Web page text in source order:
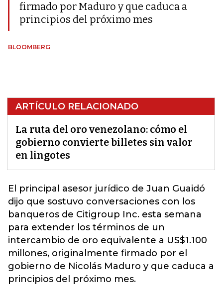
firmado por Maduro y que caduca a
principios del próximo mes
BLOOMBERG
ARTÍCULO RELACIONADO
La ruta del oro venezolano: cómo el
gobierno convierte billetes sin valor
en lingotes
El principal asesor jurídico de Juan Guaidó
dijo que sostuvo conversaciones con los
banqueros de Citigroup Inc. esta semana
para extender los términos de un
intercambio de oro equivalente a US$1.100
millones, originalmente firmado por el
gobierno de Nicolás Maduro y que caduca a
principios del próximo mes.